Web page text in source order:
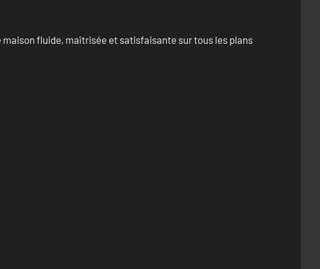
maison fluide, maîtrisée et satisfaisante sur tous les plans